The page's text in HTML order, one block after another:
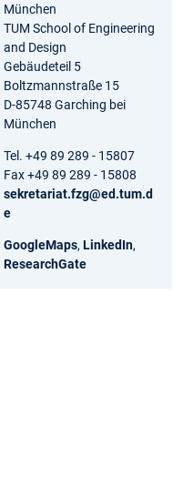
München
TUM School of Engineering
and Design
Gebäudeteil 5
Boltzmannstraße 15
D-85748 Garching bei
München
Tel. +49 89 289 - 15807
Fax +49 89 289 - 15808
sekretariat.fzg@ed.tum.d
e
GoogleMaps, LinkedIn,
ResearchGate